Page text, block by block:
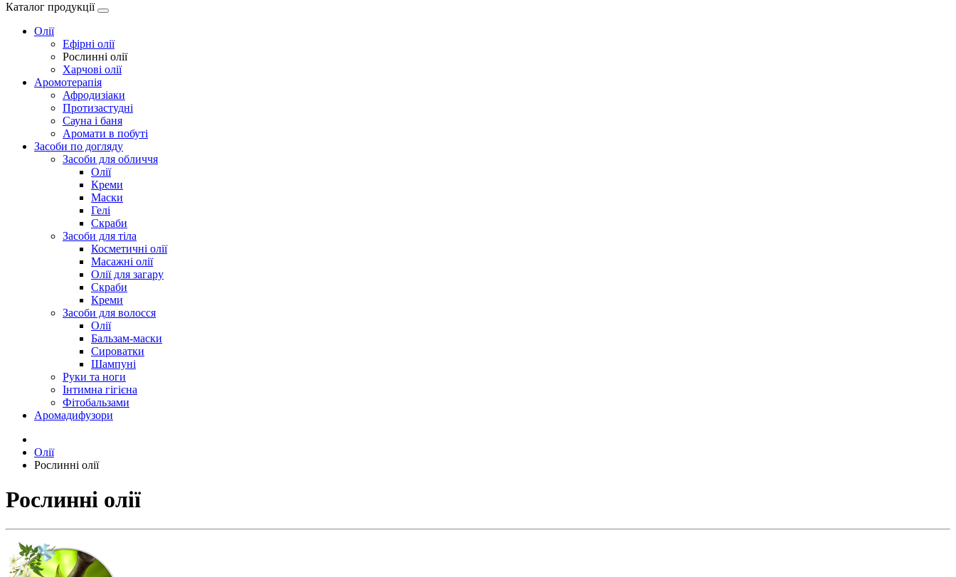
Каталог продукції
Олії
Ефірні олії
Рослинні олії
Харчові олії
Аромотерапія
Афродизіаки
Протизастудні
Сауна і баня
Аромати в побуті
Засоби по догляду
Засоби для обличчя
Олії
Креми
Маски
Гелі
Скраби
Засоби для тіла
Косметичні олії
Масажні олії
Олії для загару
Скраби
Креми
Засоби для волосся
Олії
Бальзам-маски
Сироватки
Шампуні
Руки та ноги
Інтимна гігієна
Фітобальзами
Аромадифузори
Олії
Рослинні олії
Рослинні олії